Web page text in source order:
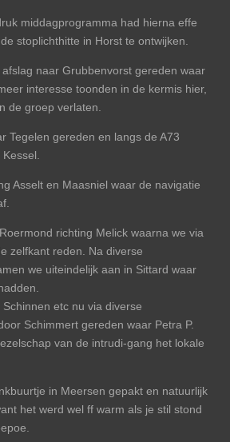
middagprogramma had hierna effe
stoplichthitte in Horst te ontwijken.
naar Grubbenvorst gereden waar
interesse toonden in de kermis hier,
de groep verlaten.
Tegelen gereden en langs de A73
Asselt en Maasniel waar de navigatie
richting Melick waarna we via
zelfkant reden. Na diverse
we uiteindelijk aan in Sittard waar
etc nu via diverse
Schimmert gereden waar Petra P.
van de intrudi-gang het lokale
in Meersen gepakt en natuurlijk
het werd wel ff warm als je stil stond